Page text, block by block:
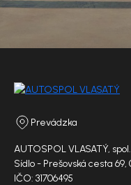
Prevádzka
AUTOSPOL VLASATÝ,
Sídlo - Prešovská cesta 69,
IČO: 31706495